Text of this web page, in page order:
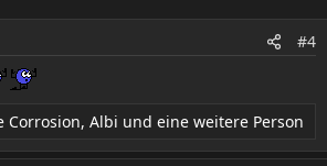
#4
Corrosion, Albi und eine weitere Person